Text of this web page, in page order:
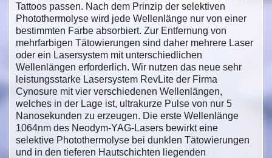
Tattoos passen. Nach dem Prinzip der selektiven
Photothermolyse wird jede Wellenlänge nur von einer
bestimmten Farbe absorbiert. Zur Entfernung von
mehrfarbigen Tätowierungen sind daher mehrere Laser
oder ein Lasersystem mit unterschiedlichen
Wellenlängen erforderlich. Wir nutzen das neue sehr
leistungsstarke Lasersystem RevLite der Firma
Cynosure mit vier verschiedenen Wellenlängen,
welches in der Lage ist, ultrakurze Pulse von nur 5
Nanosekunden zu erzeugen. Die erste Wellenlänge
1064nm des Neodym-YAG-Lasers bewirkt eine
selektive Photothermolyse bei dunklen Tätowierungen
und in den tieferen Hautschichten liegenden